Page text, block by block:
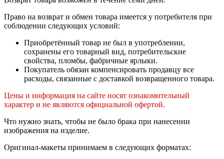
Право на возврат и обмен товара имеется у потребителя при
соблюдении следующих условий:
Приобретённый товар не был в употреблении,
сохранены его товарный вид, потребительские
свойства, пломбы, фабричные ярлыки.
Покупатель обязан компенсировать продавцу все
расходы, связанные с доставкой возвращенного товара.
Цены и информация на сайте носят ознакомительный
характер и не являются официальной офертой.
Что нужно знать, чтобы не было брака при нанесении
изображения на изделие.
Оригинал-макеты принимаем в следующих форматах: